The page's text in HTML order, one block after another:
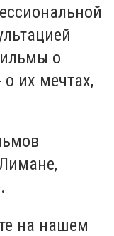
о
их мечтах,
на нашем